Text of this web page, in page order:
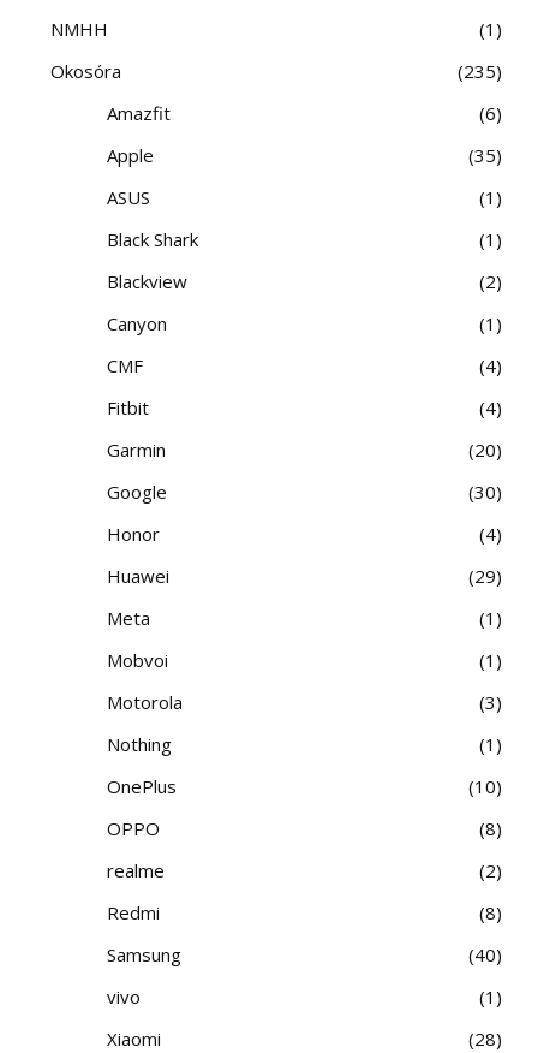
NMHH
1
Okosóra
235
Amazfit
6
Apple
35
ASUS
1
Black Shark
1
Blackview
2
Canyon
1
CMF
4
Fitbit
4
Garmin
20
Google
30
Honor
4
Huawei
29
Meta
1
Mobvoi
1
Motorola
3
Nothing
1
OnePlus
10
OPPO
8
realme
2
Redmi
8
Samsung
40
vivo
1
Xiaomi
28